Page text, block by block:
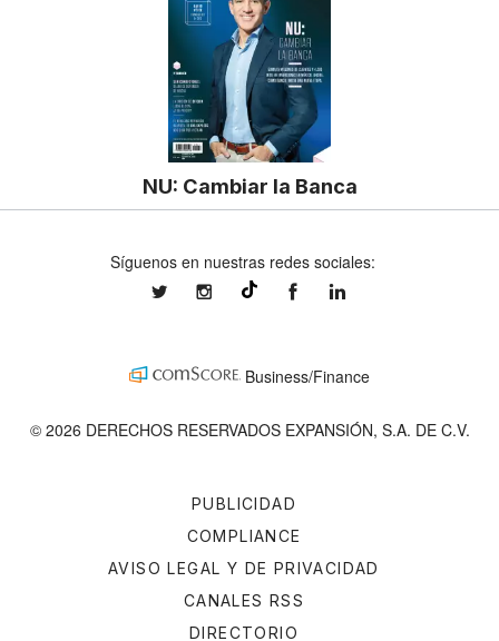
NU: Cambiar la Banca
PUBLICIDAD
COMPLIANCE
AVISO LEGAL Y DE PRIVACIDAD
CANALES RSS
DIRECTORIO
Síguenos en nuestras redes sociales:
expansionmxexpansionmx ExpansionMex
Business/Finance
© 2026 DERECHOS RESERVADOS EXPANSIÓN, S.A. DE C.V.